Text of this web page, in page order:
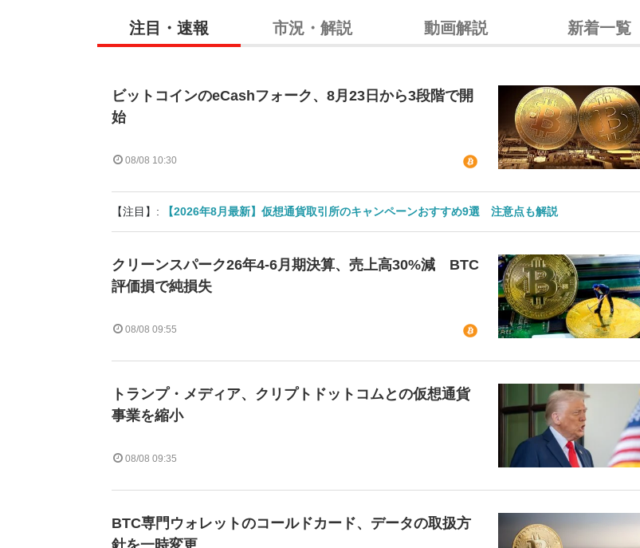
注目・速報 市況・解説 動画解説 新着一覧
ビットコインのeCashフォーク、8月23日から3段階で開
始
08/08 10:30
【注目】: 【2026年8月最新】仮想通貨取引所のキャンペーンおすすめ9選 注意点も解説
クリーンスパーク26年4-6月期決算、売上高30%減 BTC
評価損で純損失
08/08 09:55
トランプ・メディア、クリプトドットコムとの仮想通貨
事業を縮小
08/08 09:35
BTC専門ウォレットのコールドカード、データの取扱方